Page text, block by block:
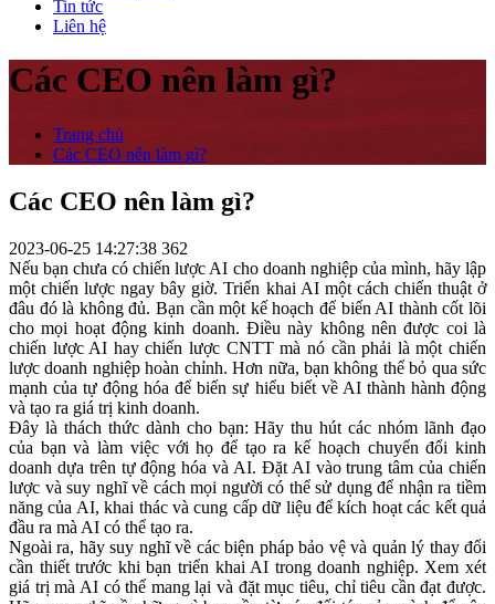
Tin tức
Liên hệ
Các CEO nên làm gì?
Trang chủ
Các CEO nên làm gì?
Các CEO nên làm gì?
2023-06-25 14:27:38 362
Nếu bạn chưa có chiến lược AI cho doanh nghiệp của mình, hãy lập
một chiến lược ngay bây giờ. Triển khai AI một cách chiến thuật ở
đâu đó là không đủ. Bạn cần một kế hoạch để biến AI thành cốt lõi
cho mọi hoạt động kinh doanh. Điều này không nên được coi là
chiến lược AI hay chiến lược CNTT mà nó cần phải là một chiến
lược doanh nghiệp hoàn chỉnh. Hơn nữa, bạn không thể bỏ qua sức
mạnh của tự động hóa để biến sự hiểu biết về AI thành hành động
và tạo ra giá trị kinh doanh.
Đây là thách thức dành cho bạn: Hãy thu hút các nhóm lãnh đạo
của bạn và làm việc với họ để tạo ra kế hoạch chuyển đổi kinh
doanh dựa trên tự động hóa và AI. Đặt AI vào trung tâm của chiến
lược và suy nghĩ về cách mọi người có thể sử dụng để nhận ra tiềm
năng của AI, khai thác và cung cấp dữ liệu để kích hoạt các kết quả
đầu ra mà AI có thể tạo ra.
Ngoài ra, hãy suy nghĩ về các biện pháp bảo vệ và quản lý thay đổi
cần thiết trước khi bạn triển khai AI trong doanh nghiệp. Xem xét
giá trị mà AI có thể mang lại và đặt mục tiêu, chỉ tiêu cần đạt được.